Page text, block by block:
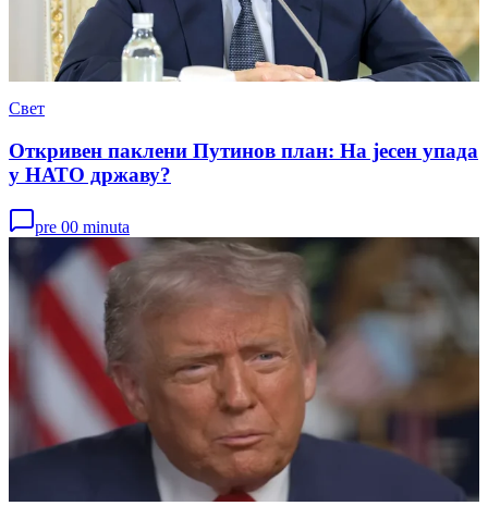
Свет
Откривен паклени Путинов план: На јесен упада
у НАТО државу?
pre 00 minuta